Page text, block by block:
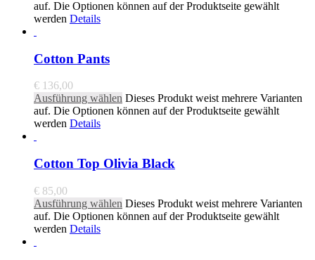
auf. Die Optionen können auf der Produktseite gewählt
werden Details
Cotton Pants
€ 136,00
Ausführung wählen Dieses Produkt weist mehrere Varianten
auf. Die Optionen können auf der Produktseite gewählt
werden Details
Cotton Top Olivia Black
€ 85,00
Ausführung wählen Dieses Produkt weist mehrere Varianten
auf. Die Optionen können auf der Produktseite gewählt
werden Details